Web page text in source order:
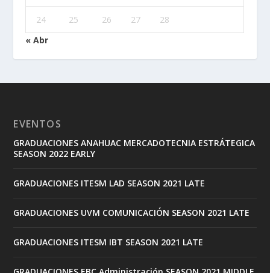
24 25 26 27
28
« Abr
EVENTOS
GRADUACIONES ANAHUAC MERCADOTECNIA ESTRÁTEGICA
SEASON 2022 EARLY
GRADUACIONES ITESM LAD SEASON 2021 LATE
GRADUACIONES UVM COMUNICACIÓN SEASON 2021 LATE
GRADUACIONES ITESM IBT SEASON 2021 LATE